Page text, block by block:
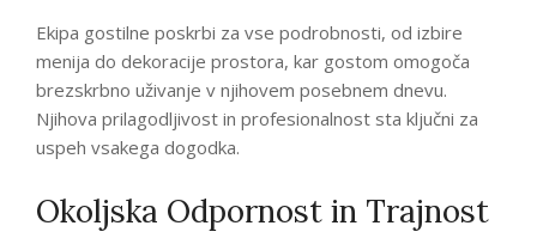
Ekipa gostilne poskrbi za vse podrobnosti, od izbire
menija do dekoracije prostora, kar gostom omogoča
brezskrbno uživanje v njihovem posebnem dnevu.
Njihova prilagodljivost in profesionalnost sta ključni za
uspeh vsakega dogodka.
Okoljska Odpornost in Trajnost